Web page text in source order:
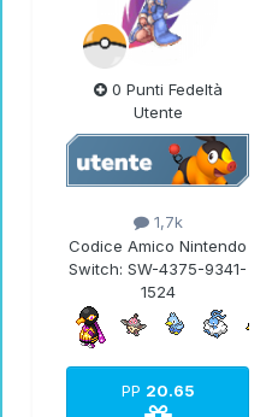
0 Punti Fedeltà
Utente
1,7k
Codice Amico Nintendo
Switch: SW-4375-9341-
1524
PP 20.65